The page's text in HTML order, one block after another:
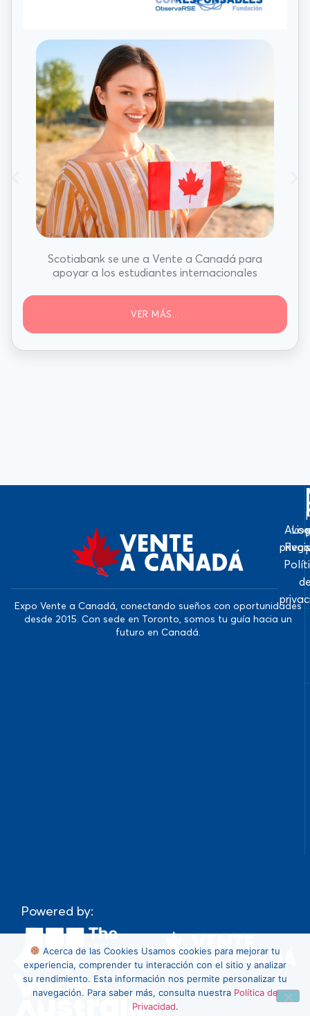
Scotiabank se une a Vente a Canadá para
apoyar a los estudiantes internacionales
VER MÁS...
Expo Vente a Canadá, conectando sueños con oportunidades
desde 2015. Con sede en Toronto, somos tu guía hacia un
futuro en Canadá.
Powered by:
Acerca de las Cookies Usamos cookies para mejorar tu
experiencia, comprender tu interacción con el sitio y analizar
su rendimiento. Esta información nos permite personalizar tu
navegación. Para saber más, consulta nuestra Política de
Privacidad.